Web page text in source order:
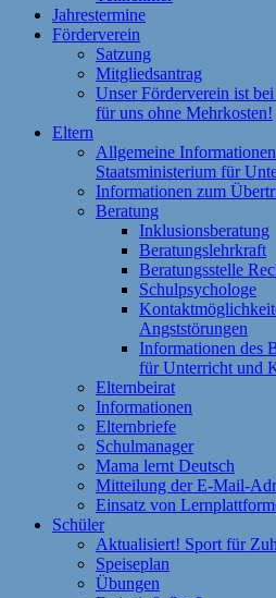
Jahrestermine
Förderverein
Satzung
Mitgliedsantrag
Unser Förderverein ist
für uns ohne Mehrkosten!
Eltern
Allgemeine
Staatsministerium für
Informationen zum
Beratung
Inklusionsberatung
Beratungslehrkraft
Beratungsstelle
Schulpsychologe
Angststörungen
Informationen des
für Unterricht und
Elternbeirat
Informationen
Elternbriefe
Schulmanager
Mama lernt Deutsch
Mitteilung der E-Mail-
Einsatz von
Schüler
Aktualisiert! Sport für
Speiseplan
Übungen